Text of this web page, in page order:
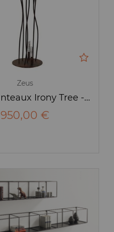
Zeus
Porte manteaux Irony Tree - Hauteur : 170cm - Zeus
950,00 €